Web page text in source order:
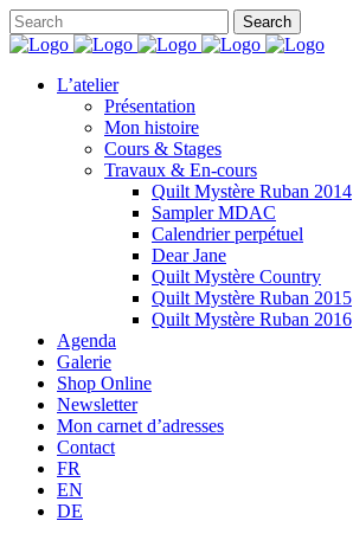
L’atelier
Présentation
Mon histoire
Cours & Stages
Travaux & En-cours
Quilt Mystère Ruban 2014
Sampler MDAC
Calendrier perpétuel
Dear Jane
Quilt Mystère Country
Quilt Mystère Ruban 2015
Quilt Mystère Ruban 2016
Agenda
Galerie
Shop Online
Newsletter
Mon carnet d’adresses
Contact
FR
EN
DE